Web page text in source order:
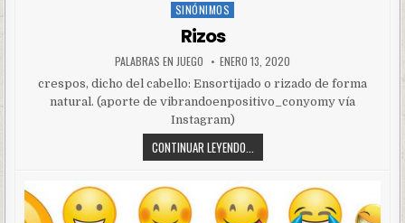
Posted
SINÓNIMOS
Rizos
PALABRAS EN JUEGO ENERO 13, 2020
crespos, dicho del cabello: Ensortijado o rizado de forma
natural. (aporte de vibrandoenpositivo_conyomy vía
Instagram)
CONTINUAR LEYENDO...